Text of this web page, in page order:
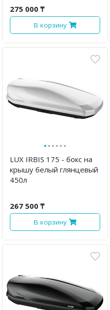
275 000 ₸
В корзину
······
LUX IRBIS 175 - бокс на
крышу белый глянцевый
450л
267 500 ₸
В корзину